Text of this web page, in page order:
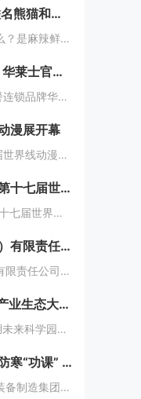
正宗才对味 华莱士联名熊猫和和国庆重磅上新鱼香肉丝鸡腿堡
说到四川，你会想到什么？是麻辣鲜香的川菜？还是圆滚滚可爱的国宝“胖达”？华莱士寻味中国系列终于来到了川蜀之地，与央视动漫熊猫和和联名，9月20日重磅上新华莱士川蜀鱼香肉丝风味鸡腿堡，从舌尖出发，探寻川蜀美食的“灵魂”。中国华莱士一直秉承着传...
“丞”意满满 惊喜不断 华莱士官宣范丞丞为新代言人
2月29日，我国知名快餐连锁品牌华莱士正式官宣范丞丞成为中国华莱士的品牌代言人。配合官宣，华莱士携手范丞丞发布了全新的品牌TVC，还为范丞丞的粉丝们量身定制了“丞意满满”的惊喜，与范丞丞共同开启创意十足的“春日之旅”。“丞”至金开，共掀美食...
漫展开幕
10月4日，成都第十七届世界线动漫展在中国西部国际博览城开幕。本届展会以“逐浪追风，记秋航行”为主题，涵盖品牌展商互动、主题游戏体验、沉浸主题摄影、声优大赛、电竞比赛、嘉宾签售、主题巡游和IP周边销售等核心内容。展会服务继续升级！成都第十七...
国庆登顶热搜，成都第十七届世界线动漫展圆满举行!
10月4日至7日，成都第十七届世界线动漫展在中国西部国际博览城成功举行。世界线动漫展是成都本土市场孕育的动漫展会，凭借独特的游戏体验和品牌展商互动内容，在年轻二次元人群好评如潮，成为了西部地区受众人数最多、规模最大的动漫展会。成都第十七届世...
山西潞安矿业（集团）有限责任公司古城煤矿： 企业基层党组织如何围绕中心工作发挥宣传赋能作用
山西潞安矿业（集团）有限责任公司古城煤矿：企业基层党组织如何围绕中心工作发挥宣传赋能作用 习近平总书记指出，做好新形势下宣传思想工作，必须自觉承担起举旗帜、聚民心、育新人、兴文化、展形象的使命任务，这为国企做好宣传思想工作提供了根...
“问道未来”南湖未来产业生态大会，阿里巴巴南湖未来科学园正式宣布开园
12月6日，阿里巴巴南湖未来科学园正式宣布开园，并同期举办了“问道未来——南湖未来产业生态大会”。此次活动中，由阿里巴巴达摩院主导的湖畔实验室、中国科学院院士叶志镇团队、西湖大学裴端卿教授实验室等共计106家科技创新企业及实验室正式入驻并举...
装备制造集团：做足防寒“功课” 全力备战“冬考”
随着气温的逐渐下降，装备制造集团各单位坚持早安排、早准备、早落实，超前部署、多措并举做好防冻保暖工作，全力保障冬季生产安全稳定运行。“报告值班长，井口热风机组经过全面检修维护，昨天进行了试运转，一切正常。”寺河煤矿二号井机电运行工区班前会上...